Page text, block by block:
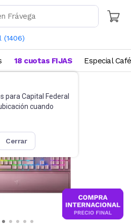
(1406)
para Capital Federal
cuando
cerrar
18 cuotas FIJAS Especial Café